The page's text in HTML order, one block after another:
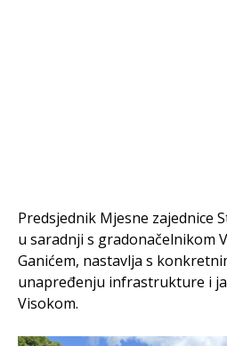
Predsjednik Mjesne zajednice
u saradnji s gradonačelnikom
Ganićem, nastavlja s
unapređenju infrastrukture i
Visokom.